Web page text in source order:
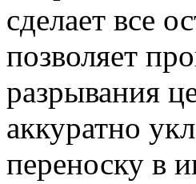
сделает все
позволяет
разрывания
аккуратно
переноску в